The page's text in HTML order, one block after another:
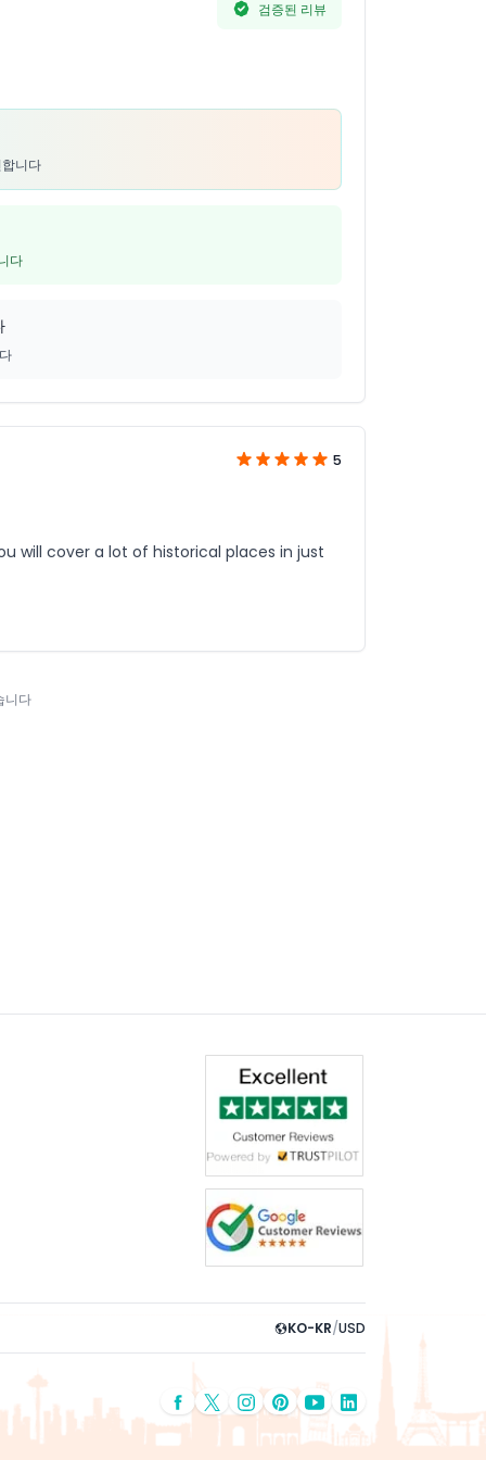
검증된 리뷰
합니다
다
5
will cover a lot of historical places in just
니다
KO-KR/USD